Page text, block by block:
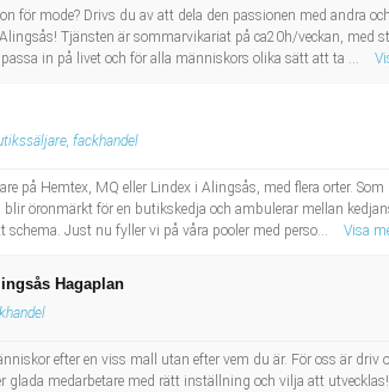
för mode? Drivs du av att dela den passionen med andra
Tjänsten är sommarvikariat på ca20h/veckan, med
in på livet och för alla människors olika sätt att ta ...
fackhandel
på Hemtex, MQ eller Lindex i Alingsås, med flera orter.
öronmärkt för en butikskedja och ambulerar mellan
Just nu fyller vi på våra pooler med perso...
Visa
Hagaplan
efter en viss mall utan efter vem du är. För oss är
glada medarbetare med rätt inställning och vilja att